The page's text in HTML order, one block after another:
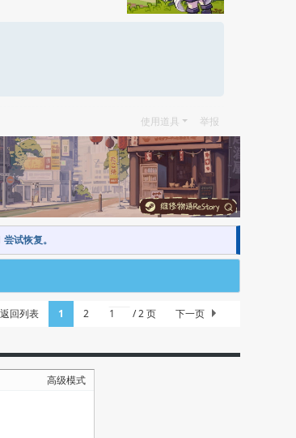
使用道具 举报
尝试恢复。
1 2 / 2 页 下一页
返回列表
高级模式